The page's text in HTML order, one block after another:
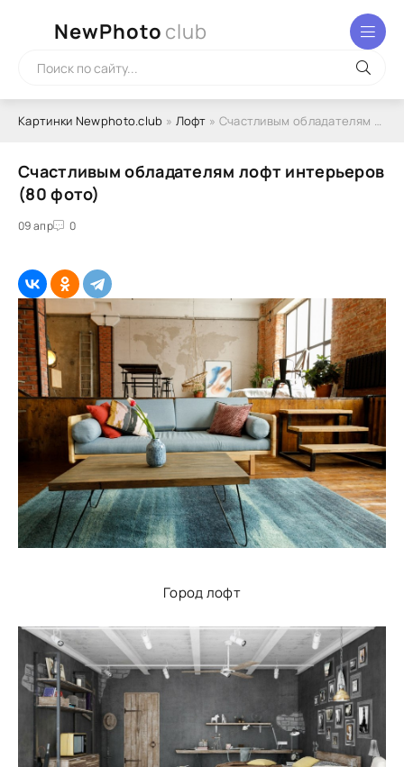
NewPhoto club
Картинки Newphoto.club » Лофт » Счастливым обладателям лофт интерьеров (80 фото)
Счастливым обладателям лофт интерьеров
(80 фото)
09 апр 0
Город лофт